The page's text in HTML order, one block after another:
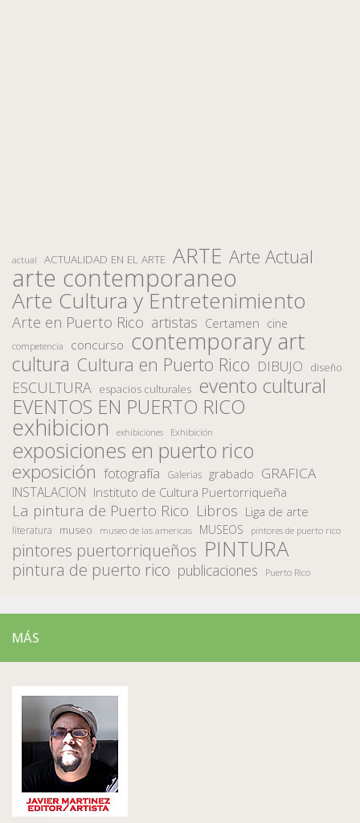
actual ACTUALIDAD EN EL ARTE ARTE Arte Actual
arte contemporaneo
Arte Cultura y Entretenimiento
Arte en Puerto Rico artistas Certamen cine
competencia concurso contemporary art
cultura Cultura en Puerto Rico DIBUJO diseño
ESCULTURA espacios culturales evento cultural
EVENTOS EN PUERTO RICO
exhibicion exhibiciones Exhibición
exposiciones en puerto rico
exposición fotografía Galerias grabado GRAFICA
INSTALACION Instituto de Cultura Puertorriqueña
La pintura de Puerto Rico Libros Liga de arte
literatura museo museo de las americas MUSEOS pintores de puerto rico
pintores puertorriqueños PINTURA
pintura de puerto rico publicaciones Puerto Rico
MÁS